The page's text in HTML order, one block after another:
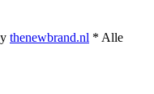
thenewbrand.nl * Alle